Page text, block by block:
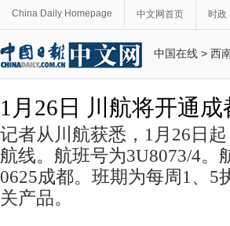
China Daily Homepage 中文网首页 时政
中国在线 > 西
1月26日 川航将开通
记者从川航获悉，1月26日
航线。航班号为3U8073/4。
0625成都。班期为每周1、5
关产品。